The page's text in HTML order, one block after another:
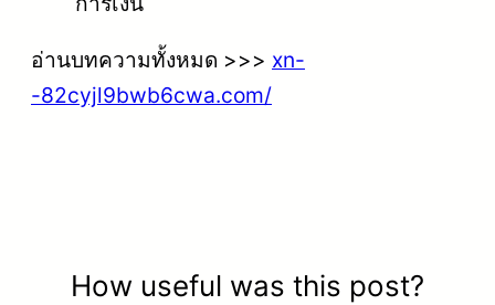
อ่านบทความทั้งหมด >>> xn-
-82cyjl9bwb6cwa.com/
How useful was this post?